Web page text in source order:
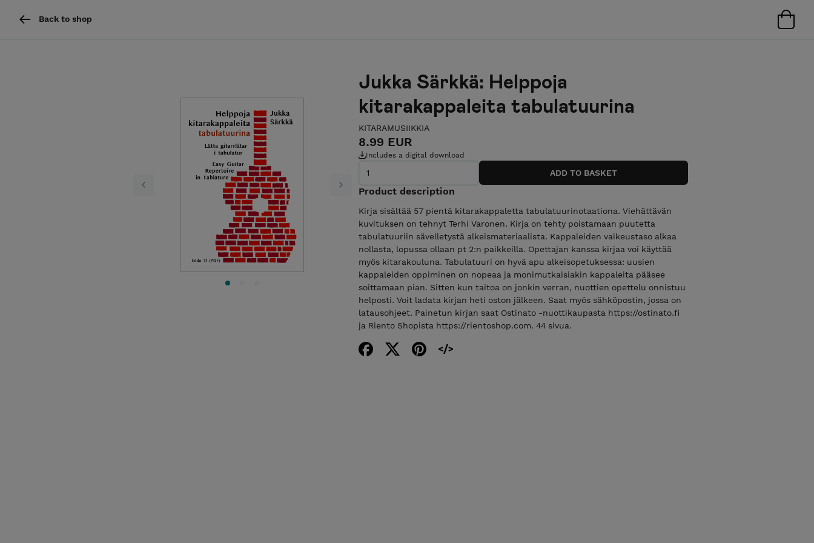
Back to shop
Previous Next
Jukka Särkkä: Helppoja
kitarakappaleita tabulatuurina
KITARAMUSIIKKIA
8.99 EUR
Includes a digital download
Product description
Kirja sisältää 57 pientä kitarakappaletta tabulatuurinotaationa. Viehättävän
kuvituksen on tehnyt Terhi Varonen. Kirja on tehty poistamaan puutetta
tabulatuuriin sävelletystä alkeismateriaalista. Kappaleiden vaikeustaso alkaa
nollasta, lopussa ollaan pt 2:n paikkeilla. Opettajan kanssa kirjaa voi käyttää
myös kitarakouluna. Tabulatuuri on hyvä apu alkeisopetuksessa: uusien
kappaleiden oppiminen on nopeaa ja monimutkaisiakin kappaleita pääsee
soittamaan pian. Sitten kun taitoa on jonkin verran, nuottien opettelu onnistuu
helposti. Voit ladata kirjan heti oston jälkeen. Saat myös sähköpostin, jossa on
latausohjeet. Painetun kirjan saat Ostinato -nuottikaupasta https://ostinato.fi
ja Riento Shopista https://rientoshop.com. 44 sivua.